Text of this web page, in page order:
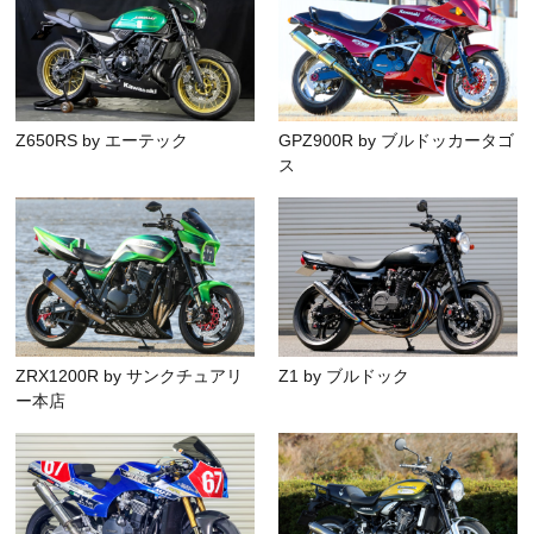
Z650RS by エーテック
GPZ900R by ブルドッカータゴ
ス
ZRX1200R by サンクチュアリ
ー本店
Z1 by ブルドック